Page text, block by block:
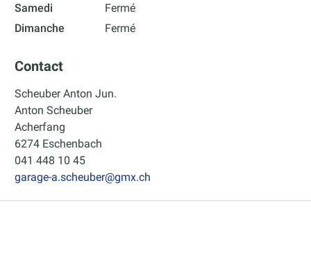
Samedi
Fermé
Dimanche
Fermé
Contact
Scheuber Anton Jun.
Anton Scheuber
Acherfang
6274 Eschenbach
041 448 10 45
garage-a.scheuber@gmx.ch